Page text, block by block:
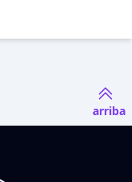
arriba